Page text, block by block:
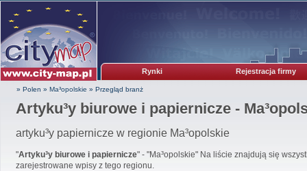
Rynki Rejestracja firmy
» Polen » Ma³opolskie » Przegląd branż
Artyku³y biurowe i papiernicze -
artyku³y papiernicze w regionie Ma³opolskie
"Artyku³y biurowe i papiernicze" - "Ma³opolskie" Na liście znajdują się
zarejestrowane wpisy z tego regionu.